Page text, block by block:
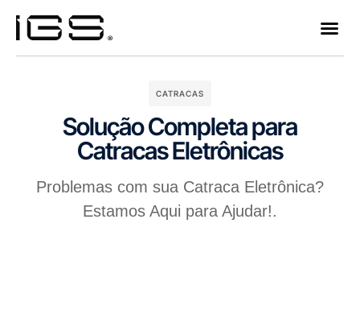
CATRACAS
Solução Completa para
Catracas Eletrônicas
Problemas com sua Catraca Eletrônica?
Estamos Aqui para Ajudar!.